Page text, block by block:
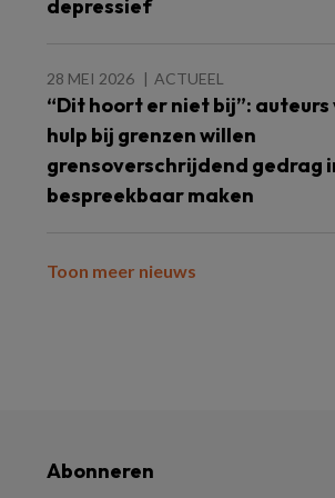
depressief
28 MEI 2026 ACTUEEL
“Dit hoort er niet bij”: auteurs
hulp bij grenzen willen
grensoverschrijdend gedrag
bespreekbaar maken
Toon meer nieuws
Abonneren